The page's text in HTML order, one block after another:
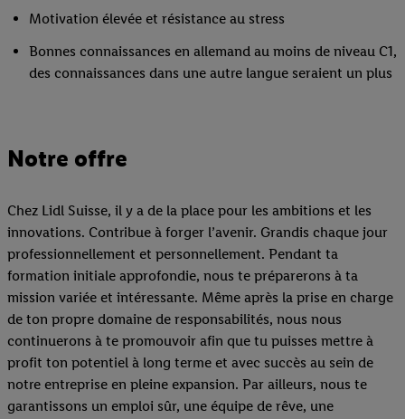
Motivation élevée et résistance au stress
Bonnes connaissances en allemand au moins de niveau C1,
des connaissances dans une autre langue seraient un plus
Notre offre
Chez Lidl Suisse, il y a de la place pour les ambitions et les
innovations. Contribue à forger l’avenir. Grandis chaque jour
professionnellement et personnellement. Pendant ta
formation initiale approfondie, nous te préparerons à ta
mission variée et intéressante. Même après la prise en charge
de ton propre domaine de responsabilités, nous nous
continuerons à te promouvoir afin que tu puisses mettre à
profit ton potentiel à long terme et avec succès au sein de
notre entreprise en pleine expansion. Par ailleurs, nous te
garantissons un emploi sûr, une équipe de rêve, une